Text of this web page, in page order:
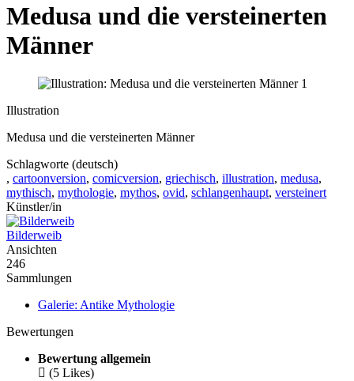
Medusa und die versteinerten
Männer
Illustration
Medusa und die versteinerten Männer
Schlagworte (deutsch)
, cartoonversion, comicversion, griechisch, illustration, medusa,
mythisch, mythologie, mythos, ovid, schlangenhaupt, versteinert
Künstler/in
Bilderweib
Ansichten
246
Sammlungen
Galerie: Antike Mythologie
Bewertungen
Bewertung allgemein
 (5 Likes)